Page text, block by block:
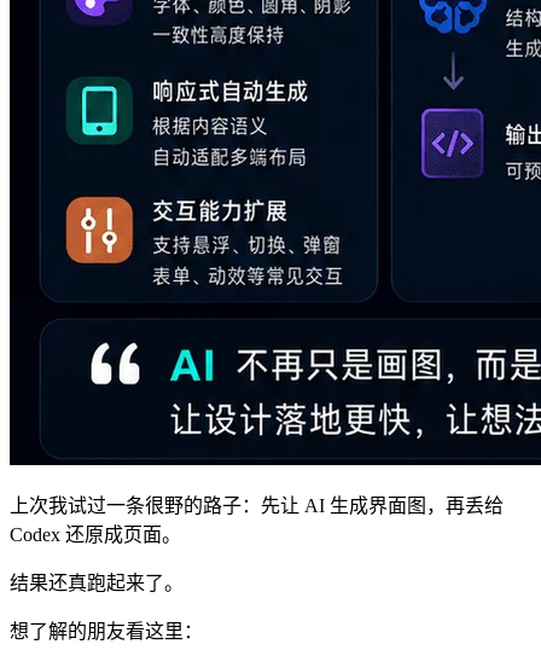
上次我试过一条很野的路子：先让 AI 生成界面图，再丢给
Codex 还原成页面。
结果还真跑起来了。
想了解的朋友看这里：